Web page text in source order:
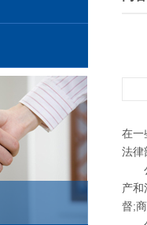
在一
法律
公
产和
督;